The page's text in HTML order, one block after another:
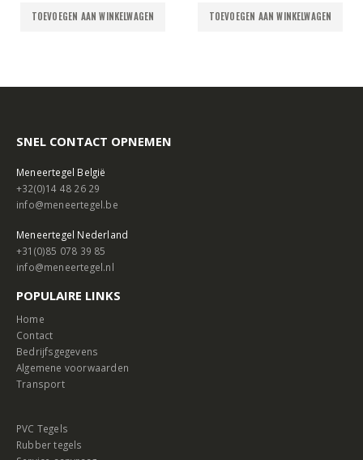
TOEVOEGEN AAN WINKELWAGEN TOEVOEGEN AAN
SNEL CONTACT OPNEMEN
Meneertegel België
+32(0)14 48 26 29
info@meneertegel.be
Meneertegel Nederland
+31(0)85 078 39 85
info@meneertegel.nl
POPULAIRE LINKS
Home
Contact
Bedrijfsgegevens
Algemene voorwaarden
Transport
PVC Tegels
Rubber tegels